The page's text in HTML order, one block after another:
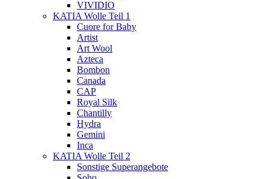
VIVIDIO
KATIA Wolle Teil 1
Cuore for Baby
Artist
Art Wool
Azteca
Bombon
Canada
CAP
Royal Silk
Chantilly
Hydra
Gemini
Inca
KATIA Wolle Teil 2
Sonstige Superangebote